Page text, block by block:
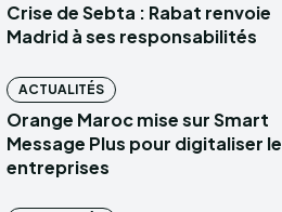
Crise de Sebta : Rabat renvoie
Madrid à ses responsabilités
ACTUALITÉS
Orange Maroc mise sur Smart
Message Plus pour digitaliser
entreprises